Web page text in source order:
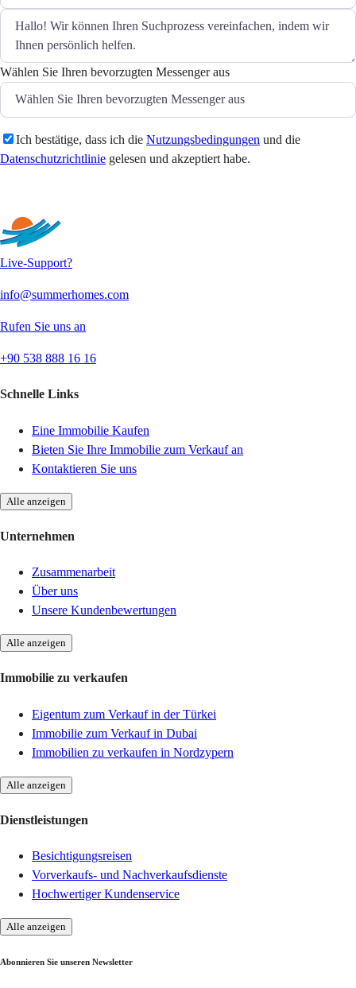
Wählen Sie Ihren bevorzugten Messenger aus
Ich bestätige, dass ich die Nutzungsbedingungen und die
Datenschutzrichtlinie gelesen und akzeptiert habe.
Live-Support?
info@summerhomes.com
Rufen Sie uns an
+90 538 888 16 16
Schnelle Links
Eine Immobilie Kaufen
Bieten Sie Ihre Immobilie zum Verkauf an
Kontaktieren Sie uns
Alle anzeigen
Unternehmen
Zusammenarbeit
Über uns
Unsere Kundenbewertungen
Alle anzeigen
Immobilie zu verkaufen
Eigentum zum Verkauf in der Türkei
Immobilie zum Verkauf in Dubai
Immobilien zu verkaufen in Nordzypern
Alle anzeigen
Dienstleistungen
Besichtigungsreisen
Vorverkaufs- und Nachverkaufsdienste
Hochwertiger Kundenservice
Alle anzeigen
Abonnieren Sie unseren Newsletter